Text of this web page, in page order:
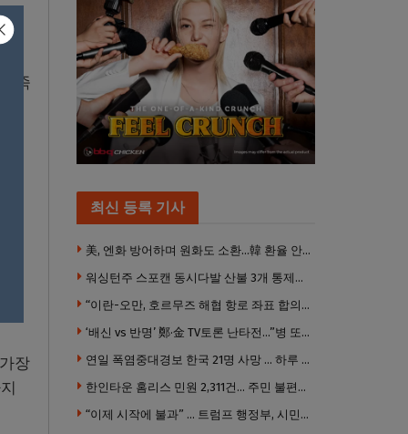
족
장
최신 등록 기사
美, 엔화 방어하며 원화도 소환…韓 환율 안정 ‘우군’ 되나
워싱턴주 스포캔 동시다발 산불 3개 통제불능 상태 … 이재민 수십만명
“이란-오만, 호르무즈 해협 항로 좌표 합의” 이란 외무부 발표
‘배신 vs 반명’ 鄭·金 TV토론 난타전…”병 또 도졌나”
연일 폭염중대경보 한국 21명 사망 … 하루 198명 응급실행
한인타운 홈리스 민원 2,311건… 주민 불편은 여전
“이제 시작에 불과” … 트럼프 행정부, 시민권 박탈 본격화